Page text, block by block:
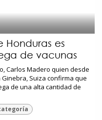
Honduras es
de vacunas
Carlos Madero quien desde
Suiza confirma que
de una alta cantidad de